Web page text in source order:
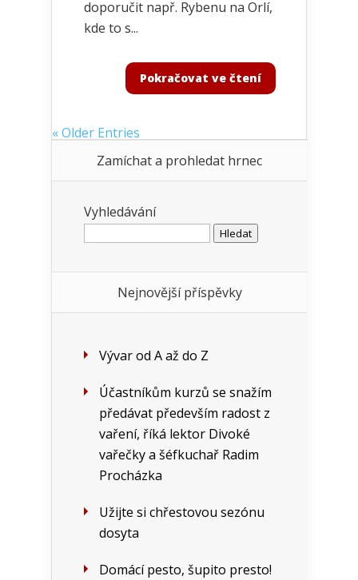
doporučit např. Rybenu na Orlí,
kde to s...
Pokračovat ve čtení
« Older Entries
Zamíchat a prohledat hrnec
Vyhledávání
Nejnovější příspěvky
Vývar od A až do Z
Účastníkům kurzů se snažím
předávat především radost z
vaření, říká lektor Divoké
vařečky a šéfkuchař Radim
Procházka
Užijte si chřestovou sezónu
dosyta
Domácí pesto, šupito presto!